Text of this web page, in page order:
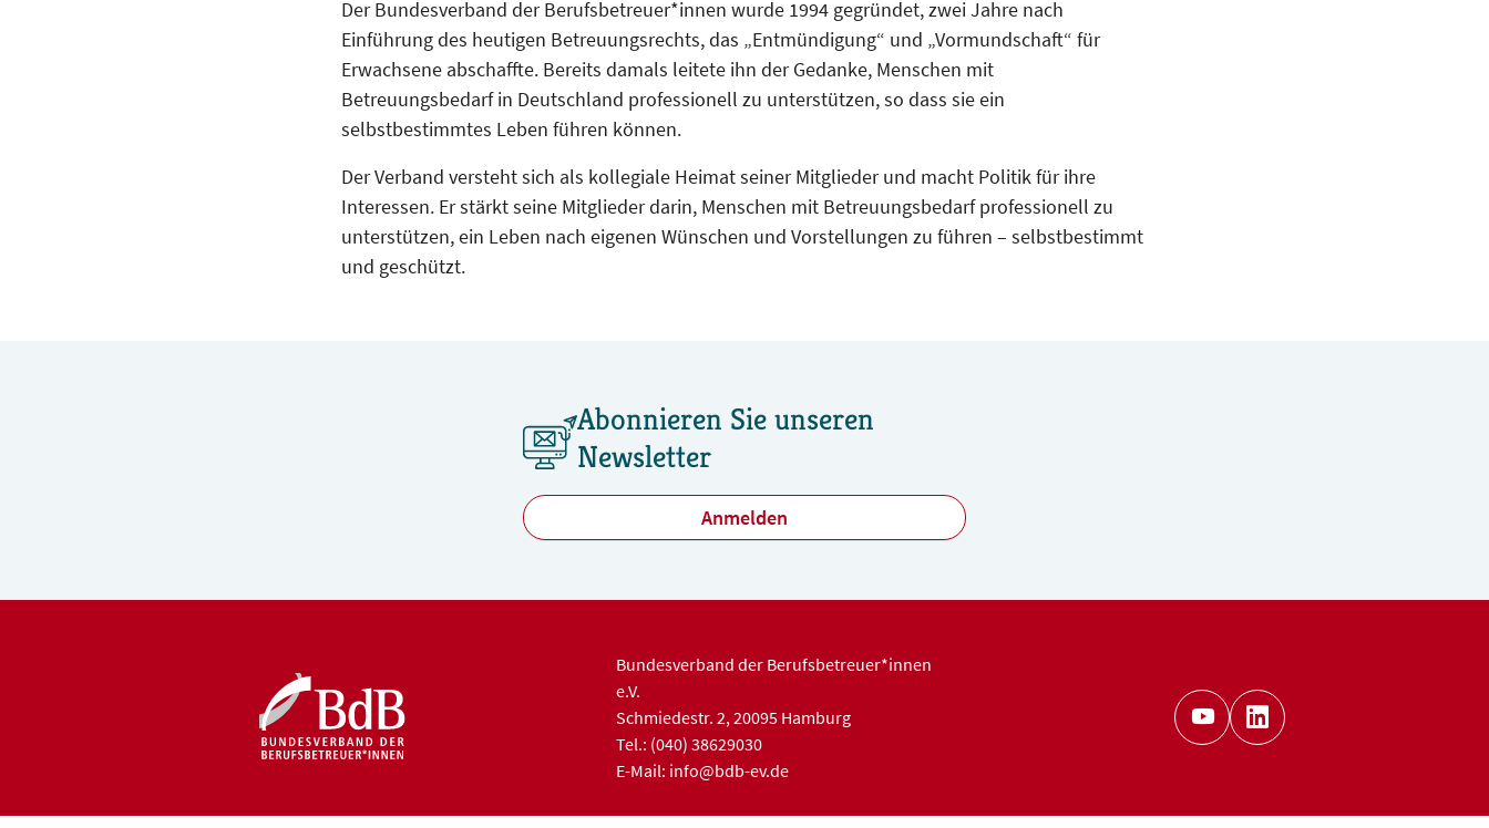
Der Bundesverband der Berufsbetreuer*innen wurde 1994 gegründet, zwei Jahre nach
Einführung des heutigen Betreuungsrechts, das „Entmündigung“ und „Vormundschaft“ für
Erwachsene abschaffte. Bereits damals leitete ihn der Gedanke, Menschen mit
Betreuungsbedarf in Deutschland professionell zu unterstützen, so dass sie ein
selbstbestimmtes Leben führen können.
Der Verband versteht sich als kollegiale Heimat seiner Mitglieder und macht Politik für ihre
Interessen. Er stärkt seine Mitglieder darin, Menschen mit Betreuungsbedarf professionell zu
unterstützen, ein Leben nach eigenen Wünschen und Vorstellungen zu führen – selbstbestimmt
und geschützt.
Abonnieren Sie unseren
Newsletter
Anmelden
Bundesverband der Berufsbetreuer*innen
e.V.
Schmiedestr. 2, 20095 Hamburg
Tel.: (040) 38629030
E-Mail: info@bdb-ev.de